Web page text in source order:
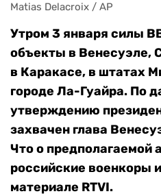
Matias Delacroix / AP
Утром 3 января силы
объекты в Венесуэле,
в Каракасе, в штатах
городе Ла-Гуайра. По
утверждению
захвачен глава
Что о предполагаемой
российские военкоры
материале RTVI.